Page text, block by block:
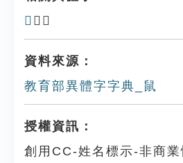
𦥩 、䑕
資料來源：
教育部異體字字典_鼠
授權資訊：
創用CC-姓名標示-非商